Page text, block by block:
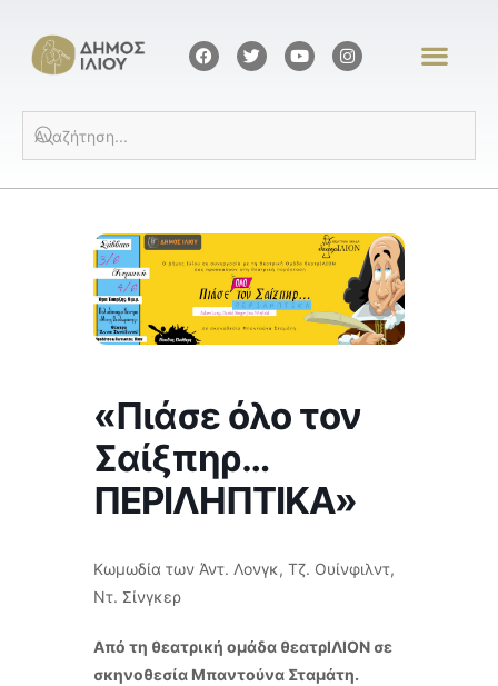
«Πιάσε όλο τον
Σαίξπηρ…
ΠΕΡΙΛΗΠΤΙΚΑ»
Κωμωδία των Άντ. Λονγκ, Τζ. Ουίνφιλντ,
Ντ. Σίνγκερ
Από τη θεατρική ομάδα θεατρΙΛΙΟΝ σε
σκηνοθεσία Μπαντούνα Σταμάτη.